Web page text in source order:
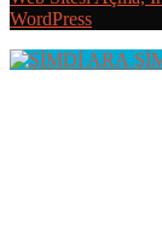
WordPress